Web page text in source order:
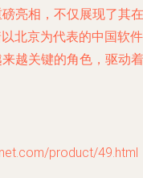
亮相，不仅展现了其在
北京为代表的中国软件
越关键的角色，驱动着
product/49.html